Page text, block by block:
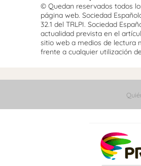
© Quedan reservados todos
página web. Sociedad
32.1 del TRLPI. Sociedad
actualidad prevista en el
sitio web a medios de lectura
frente a cualquier utilización